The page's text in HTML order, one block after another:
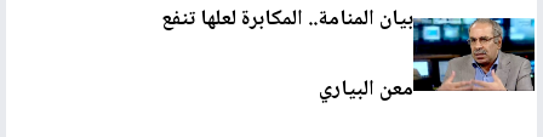
بيان المنامة.. المكابرة لعلها تنفع
معن البياري